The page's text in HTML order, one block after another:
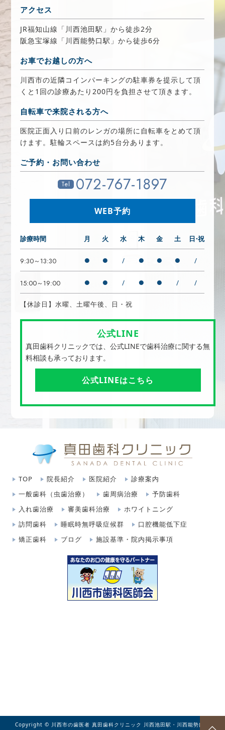
アクセス
JR福知山線「川西池田駅」から徒歩2分
阪急宝塚線「川西能勢口駅」から徒歩6分
お車でお越しの方へ
川西市の近隣コインパーキングの駐車券を提示して頂
くと1回の診療あたり200円を負担させて頂きます。
自転車で来院される方へ
医院正面入り口前のレンガの場所に自転車をとめて頂
けます。駐輪スペースは約5台分あります。
ご予約・お問い合わせ
Tel 072-767-1897
WEB予約
診療時間 月 火 水 木 金 土 日・祝
9:30～13:30 ● ● / ● ● ● /
15:00～19:00 ● ● / ● ● / /
【休診日】水曜、土曜午後、日・祝
公式LINE
真田歯科クリニックでは、公式LINEで歯科治療に関する無
料相談も承っております。
公式LINEはこちら
TOP 院長紹介 医院紹介
診療案内
一般歯科（虫歯治療）
歯周病治療
予防歯科
入れ歯治療
審美歯科治療
ホワイトニング
訪問歯科
睡眠時無呼吸症候群
口腔機能低下症
矯正歯科
ブログ 施設基準・院内掲示事項
Copyright © 川西市の歯医者 真田歯科クリニック 川西池田駅・川西能勢口駅